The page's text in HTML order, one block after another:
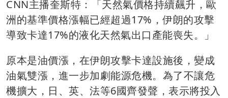
CNN主播奎斯特：「天然氣價格持續飆升，歐
洲的基準價格漲幅已經超過17%，伊朗的攻擊
導致卡達17%的液化天然氣出口產能喪失。」
原本是油價漲，在伊朗攻擊卡達設施後，變成
油氣雙漲，進一步加劇能源危機。為了不讓危
機擴大，日、英、法等6國齊發聲，表示將投入